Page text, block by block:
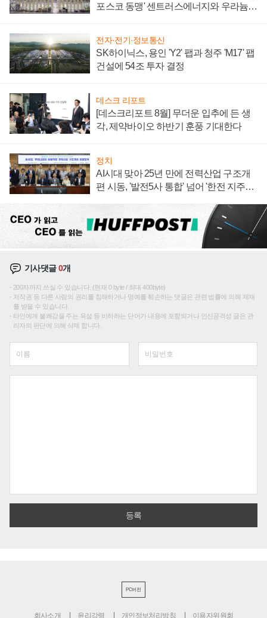
포스코 동맹' 센트러스에너지와 우라늄
전자·전기·정보통신
SK하이닉스, 용인 'Y2' 팹과 청주 'M17' 팹
건설에 54조 투자 결정
데스크 리포트
[데스크리포트 8월] 무더운 입추에 든 생
각, 제약바이오 하반기 훈풍 기대한다
정치
AI시대 맞아 25년 만에 전력산업 구조개
편 시동, '발전5사 통합' 넘어 '한전 지주사'
기사댓글0개
200자까지 쓰실 수 있습니다. (현재 0 byte / 최대 400byte)
저작권 등 다른 사람의 권리를 침해하거나 명예를 훼손하는 댓글은 관련 법률에 의해 제재
를 받을 수 있습니다.
타인에게 불쾌감을 주는 욕설 등 비하하는 단어가 내용에 포함되거나 인신공격성 글은 관
리자의 판단에 의해 삭제 합니다.
PC버전
회사소개 윤리강령 개인정보처리방침 이용자위원회